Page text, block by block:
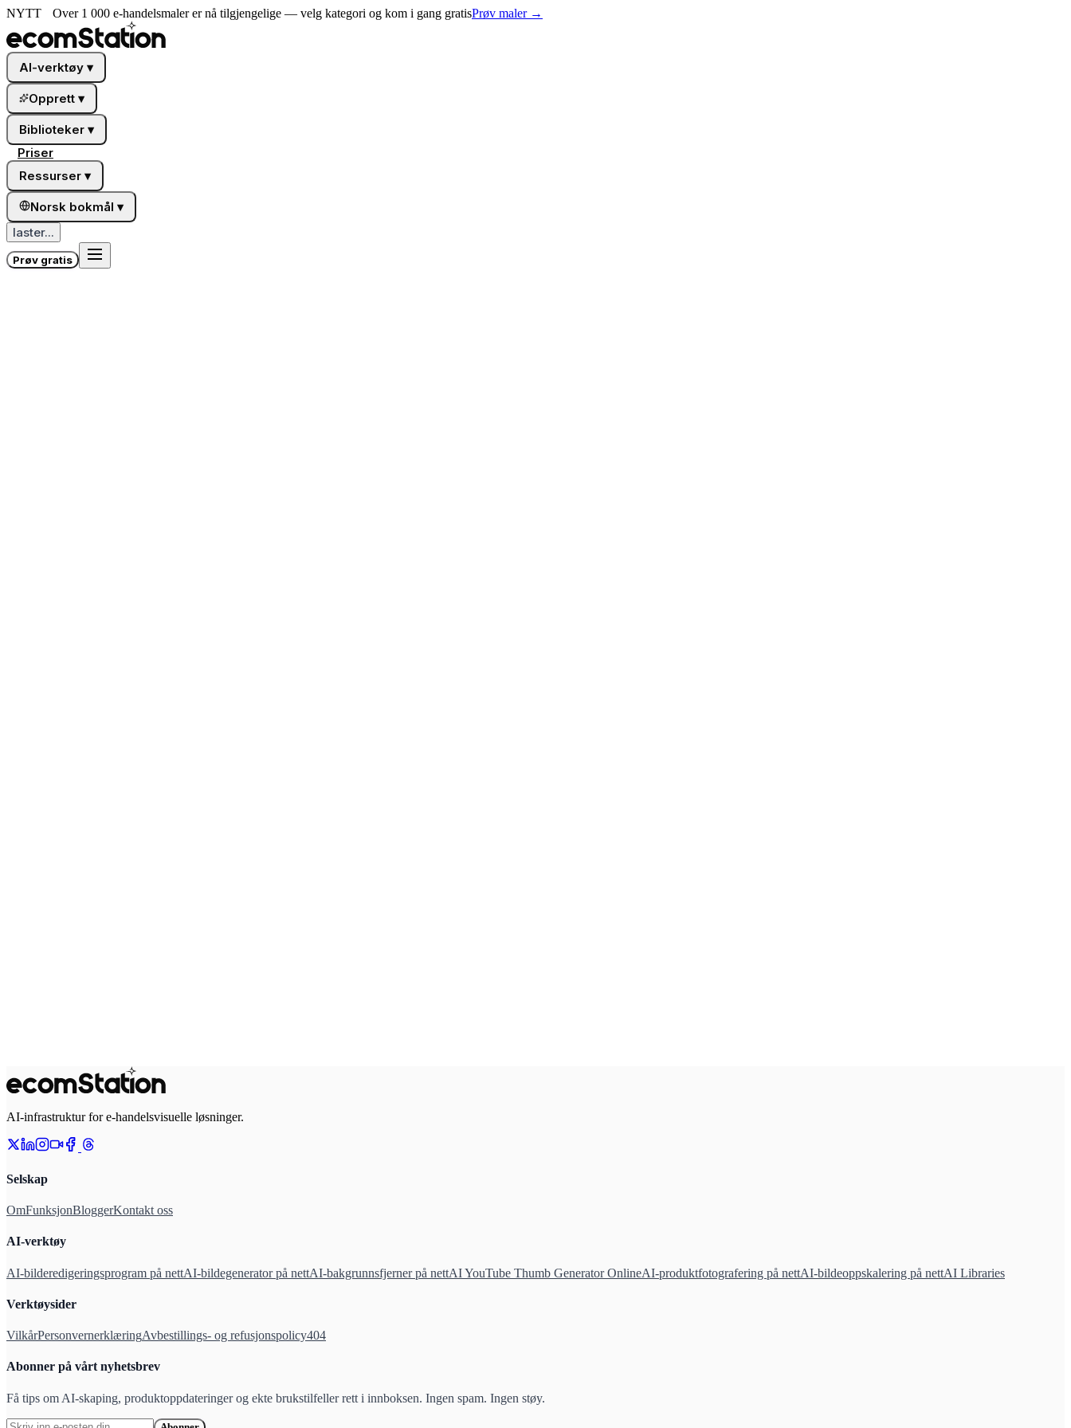
NYTT Over 1 000 e-handelsmaler er nå tilgjengelige — velg kategori og kom i gang gratisPrøv maler→
AI-verktøy ▾
Opprett ▾
Biblioteker ▾
Priser
Ressurser ▾
Norsk bokmål ▾
laster...
Prøv gratis
AI-infrastruktur for e-handelsvisuelle løsninger.
Selskap
OmFunksjonBloggerKontakt oss
AI-verktøy
AI-bilderedigeringsprogram på nettAI-bildegenerator på nettAI-bakgrunnsfjerner på nettAI YouTube Thumb Generator OnlineAI-produktfotografering på nettAI-bildeoppskalering på nettAI Libraries
Verktøysider
VilkårPersonvernerklæringAvbestillings- og refusjonspolicy404
Abonner på vårt nyhetsbrev
Få tips om AI-skaping, produktoppdateringer og ekte brukstilfeller rett i innboksen. Ingen spam. Ingen støy.